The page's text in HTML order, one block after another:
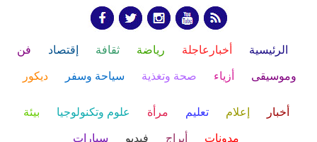
الرئيسية أخبارعاجلة رياضة ثقافة إقتصاد فن
وموسيقى أزياء صحة وتغذية سياحة وسفر ديكور
أخبار إعلام تعليم مرأة علوم وتكنولوجيا بيئة
مدونات أبراج فيديو سيارات